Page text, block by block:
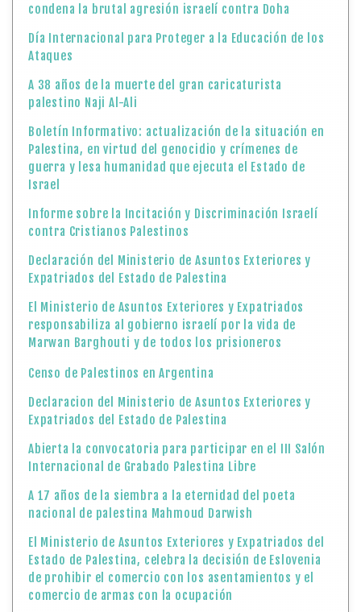
condena la brutal agresión israelí contra Doha
Día Internacional para Proteger a la Educación de los
Ataques
A 38 años de la muerte del gran caricaturista
palestino Naji Al-Ali
Boletín Informativo: actualización de la situación en
Palestina, en virtud del genocidio y crímenes de
guerra y lesa humanidad que ejecuta el Estado de
Israel
Informe sobre la Incitación y Discriminación Israelí
contra Cristianos Palestinos
Declaración del Ministerio de Asuntos Exteriores y
Expatriados del Estado de Palestina
El Ministerio de Asuntos Exteriores y Expatriados
responsabiliza al gobierno israelí por la vida de
Marwan Barghouti y de todos los prisioneros
Censo de Palestinos en Argentina
Declaracion del Ministerio de Asuntos Exteriores y
Expatriados del Estado de Palestina
Abierta la convocatoria para participar en el III Salón
Internacional de Grabado Palestina Libre
A 17 años de la siembra a la eternidad del poeta
nacional de palestina Mahmoud Darwish
El Ministerio de Asuntos Exteriores y Expatriados del
Estado de Palestina, celebra la decisión de Eslovenia
de prohibir el comercio con los asentamientos y el
comercio de armas con la ocupación